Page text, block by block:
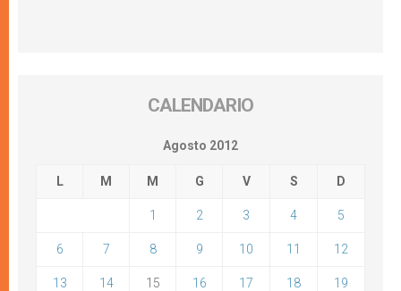
CALENDARIO
Agosto 2012
L M M G V S D
1 2 3 4 5
6 7 8 9 10 11 12
13 14 15 16 17 18 19